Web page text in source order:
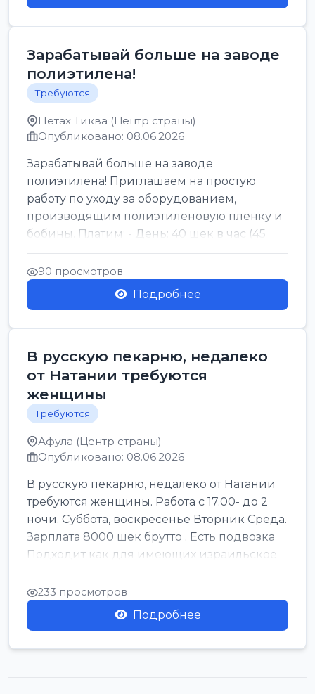
Зарабатывай больше на заводе
полиэтилена!
Требуются
Петах Тиква (Центр страны)
Опубликовано: 08.06.2026
Зарабатывай больше на заводе
полиэтилена! Приглашаем на простую
работу по уходу за оборудованием,
производящим полиэтиленовую плёнку и
бобины. Платим: - День: 40 шек в час (45
для синих бумаг и виз) -...
90 просмотров
Подробнее
В русскую пекарню, недалеко
от Натании требуются
женщины
Требуются
Афула (Центр страны)
Опубликовано: 08.06.2026
В русскую пекарню, недалеко от Натании
требуются женщины. Работа с 17.00- до 2
ночи. Суббота, воскресенье Вторник Среда.
Зарплата 8000 шек брутто . Есть подвозка
Подходит как для имеющих израильское
г...
233 просмотров
Подробнее